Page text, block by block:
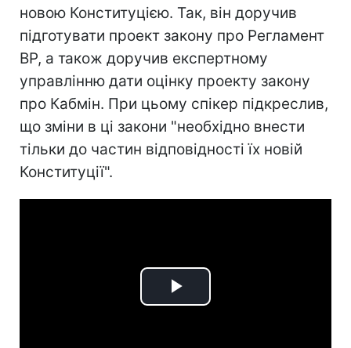
новою Конституцією. Так, він доручив
підготувати проект закону про Регламент
ВР, а також доручив експертному
управлінню дати оцінку проекту закону
про Кабмін. При цьому спікер підкреслив,
що зміни в ці закони "необхідно внести
тільки до частин відповідності їх новій
Конституції".
Play